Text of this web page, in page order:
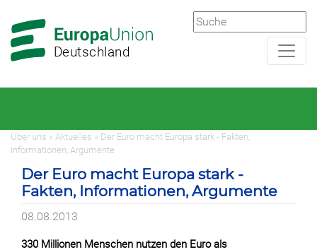
Hauptnavigation
Hauptbereich
Deutschland
Über uns » Aktuelles » Der Euro macht Europa stark - Fakten,
Informationen, Argumente
Der Euro macht Europa stark -
Fakten, Informationen, Argumente
08.08.2013
330 Millionen Menschen nutzen den Euro als